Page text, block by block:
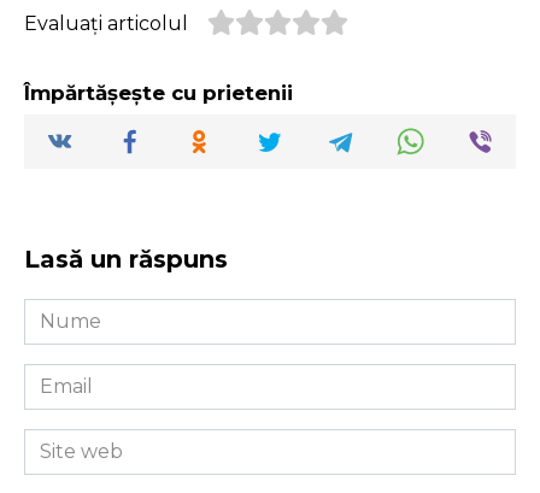
Evaluați articolul
Împărtășește cu prietenii
Lasă un răspuns
Nume
*
Email
*
Site
web